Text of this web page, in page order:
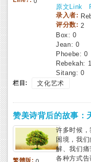
原文Link
录入者:
评分数: 2
Box:0
Jean: 0
Phoebe: 0
Rebekah: 1
Sitang: 0
栏目: 文化艺术
赞美诗背后的故事：
许多时候
困境，我
解、我们痛
各种方式